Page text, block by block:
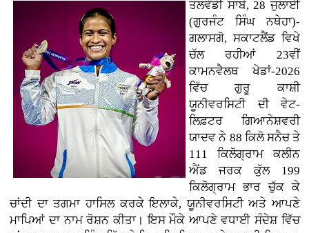
ਤਲਵੰਡੀ ਸਾਬੋ, 28 ਜੁਲਾਈ
(ਗੁਰਜੰਟ ਸਿੰਘ ਨਥੇਹਾ)-
ਗਲਾਸਗੋ, ਸਕਾਟਲੈਂਡ ਵਿਖੇ
ਚੱਲ ਰਹੀਆਂ 23ਵੀਂ
ਕਾਮਨਵੈਲਥ ਖੇਡਾਂ-2026
ਵਿੱਚ ਗੁਰੂ ਕਾਸ਼ੀ
ਯੂਨੀਵਰਸਿਟੀ ਦੀ ਵੇਟ-
ਲਿਫ਼ਟਰ ਗਿਆਨੇਸ਼ਵਰੀ
ਯਾਦਵ ਨੇ 88 ਕਿਲੋ ਸਨੈਚ ਤੇ
111 ਕਿਲੋਗ੍ਰਾਮ ਕਲੀਨ
ਐਂਡ ਜਰਕ ਕੁੱਲ 199
ਕਿਲੋਗ੍ਰਾਮ ਭਾਰ ਚੁੱਕ ਕੇ
ਚਾਂਦੀ ਦਾ ਤਗਮਾ ਹਾਸਿਲ ਕਰਕੇ ਇਲਾਕੇ, ਯੂਨੀਵਰਸਿਟੀ ਅਤੇ ਆਪਣੇ
ਮਾਪਿਆਂ ਦਾ ਨਾਮ ਰੋਸ਼ਨ ਕੀਤਾ। ਇਸ ਮੌਕੇ ਆਪਣੇ ਵਧਾਈ ਸੰਦੇਸ਼ ਵਿੱਚ